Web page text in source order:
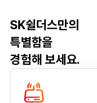
SK쉴더스만의
특별함을
경험해 보세요.